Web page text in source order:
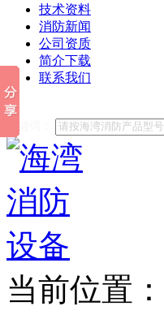
技术资料
消防新闻
公司资质
简介下载
联系我们
他们都在搜索:
当前位置：